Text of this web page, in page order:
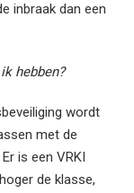
inbraak dan een
hebben?
wordt
met de
is een VRKI
de klasse,